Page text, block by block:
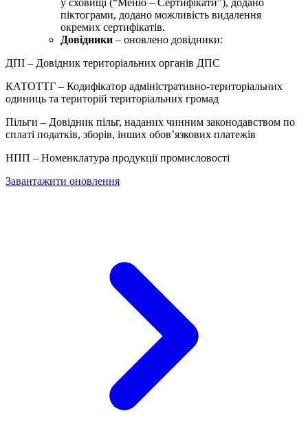
у сховищі (“Меню – Сертифікати”), додано
піктограми, додано можливість видалення
окремих сертифікатів.
Довідники – оновлено довідники:
ДПІ – Довідник територіальних органів ДПС
КАТОТТГ – Кодифікатор адміністративно-територіальних
одиниць та територій територіальних громад
Пільги – Довідник пільг, наданих чинним законодавством по
сплаті податків, зборів, інших обов’язкових платежів
НПП – Номенклатура продукції промисловості
Завантажити оновлення